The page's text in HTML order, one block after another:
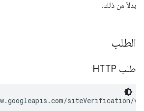
بدلاً من ذلك.
الطلب
طلب HTTP
siteVerification/v1/